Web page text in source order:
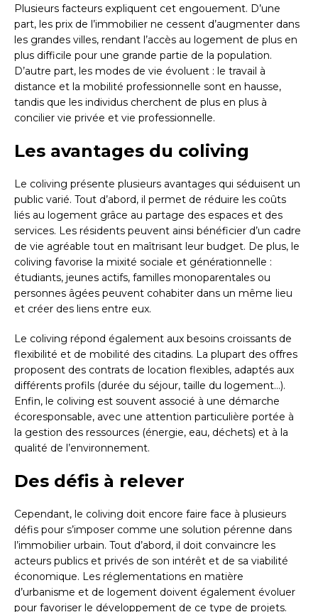
Plusieurs facteurs expliquent cet engouement. D’une
part, les prix de l’immobilier ne cessent d’augmenter dans
les grandes villes, rendant l’accès au logement de plus en
plus difficile pour une grande partie de la population.
D’autre part, les modes de vie évoluent : le travail à
distance et la mobilité professionnelle sont en hausse,
tandis que les individus cherchent de plus en plus à
concilier vie privée et vie professionnelle.
Les avantages du coliving
Le coliving présente plusieurs avantages qui séduisent un
public varié. Tout d’abord, il permet de réduire les coûts
liés au logement grâce au partage des espaces et des
services. Les résidents peuvent ainsi bénéficier d’un cadre
de vie agréable tout en maîtrisant leur budget. De plus, le
coliving favorise la mixité sociale et générationnelle :
étudiants, jeunes actifs, familles monoparentales ou
personnes âgées peuvent cohabiter dans un même lieu
et créer des liens entre eux.
Le coliving répond également aux besoins croissants de
flexibilité et de mobilité des citadins. La plupart des offres
proposent des contrats de location flexibles, adaptés aux
différents profils (durée du séjour, taille du logement…).
Enfin, le coliving est souvent associé à une démarche
écoresponsable, avec une attention particulière portée à
la gestion des ressources (énergie, eau, déchets) et à la
qualité de l’environnement.
Des défis à relever
Cependant, le coliving doit encore faire face à plusieurs
défis pour s’imposer comme une solution pérenne dans
l’immobilier urbain. Tout d’abord, il doit convaincre les
acteurs publics et privés de son intérêt et de sa viabilité
économique. Les réglementations en matière
d’urbanisme et de logement doivent également évoluer
pour favoriser le développement de ce type de projets.